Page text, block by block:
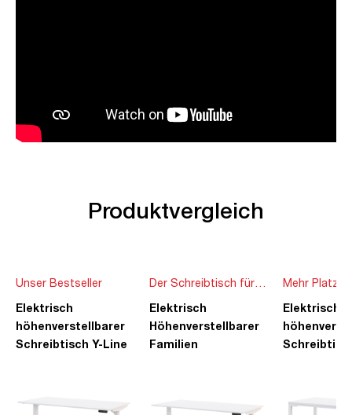
Produktvergleich
Unser Bestseller
Elektrisch
höhenverstellbarer
Schreibtisch Y-Line
Der Schreibtisch für
die ganze Familie
Elektrisch
Höhenverstellbarer
Familien
Mehr Platz
Ideen
Elektrisch